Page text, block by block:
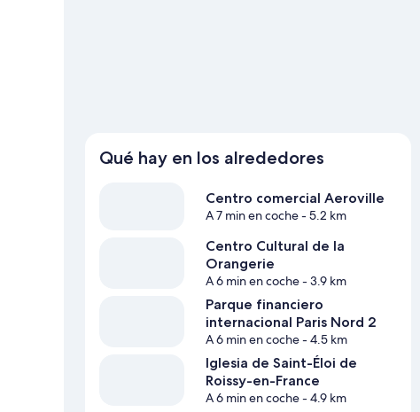
Qué hay en los alrededores
Centro comercial Aeroville
A 7 min en coche- 5.2 km
Centro Cultural de la
Orangerie
A 6 min en coche- 3.9 km
Parque financiero
internacional Paris Nord 2
A 6 min en coche- 4.5 km
Iglesia de Saint-Éloi de
Roissy-en-France
A 6 min en coche- 4.9 km